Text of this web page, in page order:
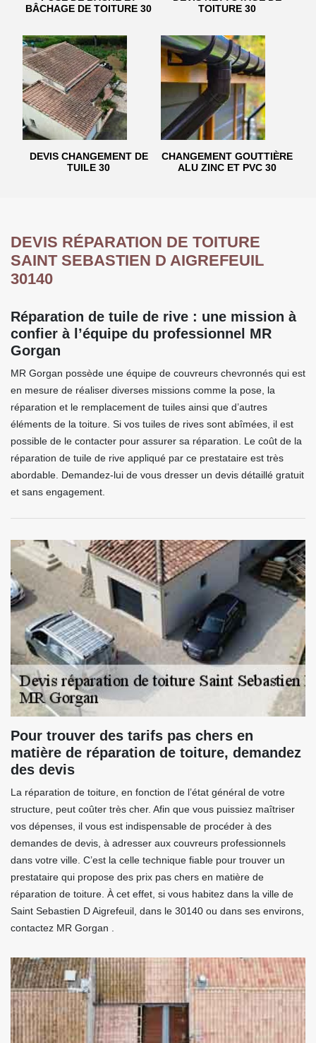
BÂCHAGE DE TOITURE 30
TOITURE 30
DEVIS CHANGEMENT DE
TUILE 30
CHANGEMENT GOUTTIÈRE
ALU ZINC ET PVC 30
DEVIS RÉPARATION DE TOITURE
SAINT SEBASTIEN D AIGREFEUIL
30140
Réparation de tuile de rive : une mission à
confier à l’équipe du professionnel MR
Gorgan
MR Gorgan possède une équipe de couvreurs chevronnés qui est
en mesure de réaliser diverses missions comme la pose, la
réparation et le remplacement de tuiles ainsi que d’autres
éléments de la toiture. Si vos tuiles de rives sont abîmées, il est
possible de le contacter pour assurer sa réparation. Le coût de la
réparation de tuile de rive appliqué par ce prestataire est très
abordable. Demandez-lui de vous dresser un devis détaillé gratuit
et sans engagement.
Pour trouver des tarifs pas chers en
matière de réparation de toiture, demandez
des devis
La réparation de toiture, en fonction de l’état général de votre
structure, peut coûter très cher. Afin que vous puissiez maîtriser
vos dépenses, il vous est indispensable de procéder à des
demandes de devis, à adresser aux couvreurs professionnels
dans votre ville. C’est la celle technique fiable pour trouver un
prestataire qui propose des prix pas chers en matière de
réparation de toiture. À cet effet, si vous habitez dans la ville de
Saint Sebastien D Aigrefeuil, dans le 30140 ou dans ses environs,
contactez MR Gorgan .